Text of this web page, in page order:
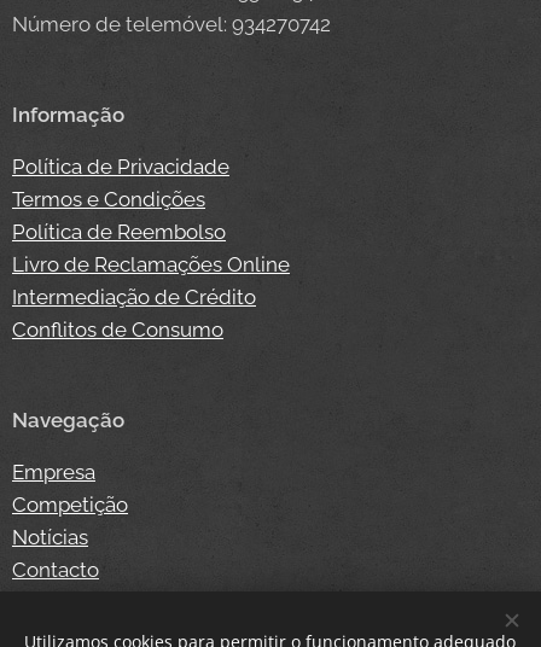
Número de telemóvel: 934270742
Informação
Política de Privacidade
Termos e Condições
Política de Reembolso
Livro de Reclamações Online
Intermediação de Crédito
Conflitos de Consumo
Navegação
Empresa
Competição
Notícias
Contacto
Login
Utilizamos cookies para permitir o funcionamento adequado